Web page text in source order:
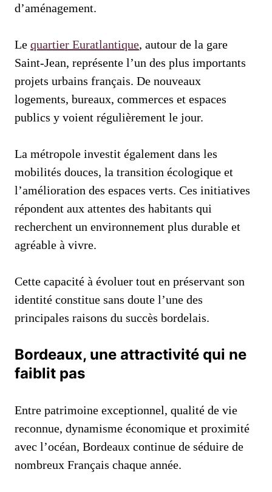
d’aménagement.
Le quartier Euratlantique, autour de la gare
Saint-Jean, représente l’un des plus importants
projets urbains français. De nouveaux
logements, bureaux, commerces et espaces
publics y voient régulièrement le jour.
La métropole investit également dans les
mobilités douces, la transition écologique et
l’amélioration des espaces verts. Ces initiatives
répondent aux attentes des habitants qui
recherchent un environnement plus durable et
agréable à vivre.
Cette capacité à évoluer tout en préservant son
identité constitue sans doute l’une des
principales raisons du succès bordelais.
Bordeaux, une attractivité qui ne
faiblit pas
Entre patrimoine exceptionnel, qualité de vie
reconnue, dynamisme économique et proximité
avec l’océan, Bordeaux continue de séduire de
nombreux Français chaque année.